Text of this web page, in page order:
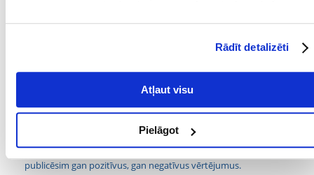
Rādīt detalizēti
Atļaut visu
Pielāgot
VESELĪBAI:
PRODUCENT: NATURAL-VIT
Tikai reģistrēti FERA24.LV klienti, kuri ir iegādājušies produktu,
var dot tai vērtējumu. Ar zvaigznītēm norādītais vērtējums ir
vidējais no visiem vērtējumiem. Pēc atsauksmju apstrādes mēs
publicēsim gan pozitīvus, gan negatīvus vērtējumus.